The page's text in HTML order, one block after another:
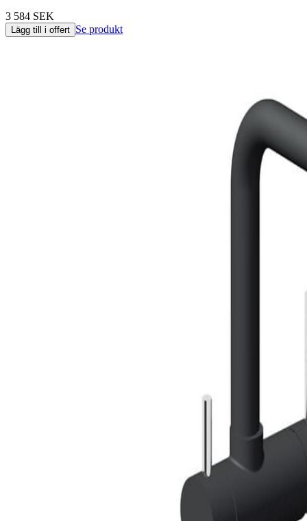
3 584 SEK
Lägg till i offert Se produkt